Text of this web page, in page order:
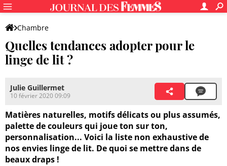
Chambre
Quelles tendances adopter pour le
linge de lit ?
Julie Guillermet
10 février 2020 09:09
Matières naturelles, motifs délicats ou plus assumés,
palette de couleurs qui joue ton sur ton,
personnalisation... Voici la liste non exhaustive de
nos envies linge de lit. De quoi se mettre dans de
beaux draps !